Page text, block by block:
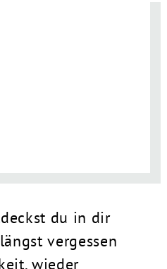
du in dir
vergessen
wieder